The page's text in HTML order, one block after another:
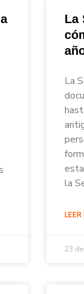
La
La
la
LEER
23